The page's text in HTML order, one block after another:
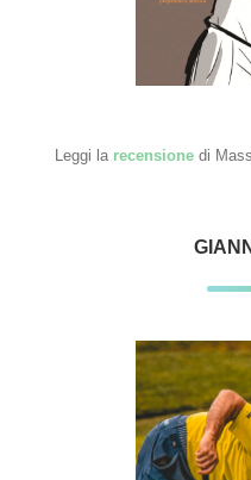
Leggi la recensione di